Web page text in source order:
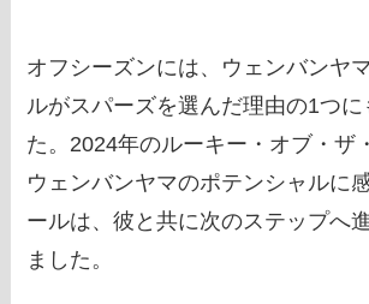
オフシーズンには、ウェンバンヤ
ルがスパーズを選んだ理由の1つに
た。2024年のルーキー・オブ・ザ
ウェンバンヤマのポテンシャルに
ールは、彼と共に次のステップへ
ました。